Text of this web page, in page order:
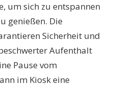
um sich zu entspannen
genießen. Die
Sicherheit und
Aufenthalt
Pause vom
im Kiosk eine